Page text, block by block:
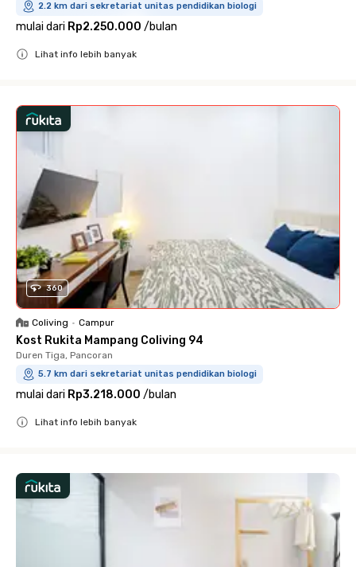
2.2 km dari sekretariat unitas pendidikan biologi
mulai dari Rp2.250.000 /bulan
Lihat info lebih banyak
360
Coliving • Campur
Kost Rukita Mampang Coliving 94
Duren Tiga, Pancoran
5.7 km dari sekretariat unitas pendidikan biologi
mulai dari Rp3.218.000 /bulan
Lihat info lebih banyak